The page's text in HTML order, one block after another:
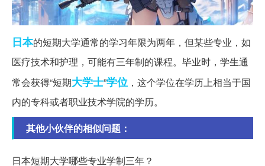
日本的短期大学通常的学习年限为两年，但某些专业，如
医疗技术和护理，可能有三年制的课程。毕业时，学生通
常会获得“短期大学士”学位 ，这个学位在学历上相当于国
内的专科或者职业技术学院的学历。
其他小伙伴的相似问题：
日本短期大学哪些专业学制三年？